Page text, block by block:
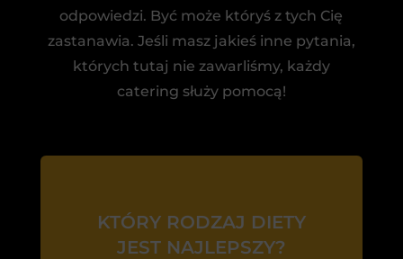
odpowiedzi. Być może któryś z tych Cię
zastanawia. Jeśli masz jakieś inne pytania,
których tutaj nie zawarliśmy, każdy
catering służy pomocą!
KTÓRY RODZAJ DIETY
JEST NAJLEPSZY?